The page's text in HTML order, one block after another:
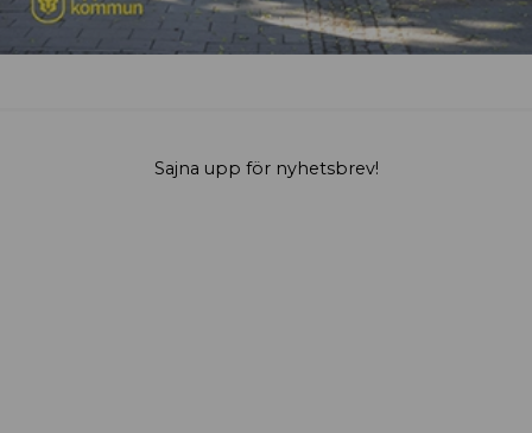
Sajna upp för nyhetsbrev!